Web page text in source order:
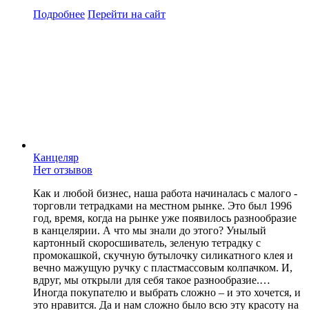
Подробнее Перейти на сайт
Канцеляр
Нет отзывов
Как и любой бизнес, наша работа начиналась с малого -
торговли тетрадками на местном рынке. Это был 1996
год, время, когда на рынке уже появилось разнообразие
в канцелярии. А что мы знали до этого? Унылый
картонный скоросшиватель, зеленую тетрадку с
промокашкой, скучную бутылочку силикатного клея и
вечно мажущую ручку с пластмассовым колпачком. И,
вдруг, мы открыли для себя такое разнообразие.…
Иногда покупателю и выбрать сложно – и это хочется, и
это нравится. Да и нам сложно было всю эту красоту на